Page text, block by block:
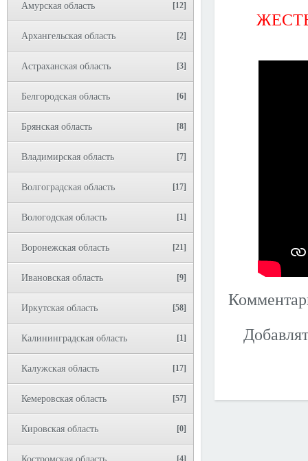
Амурская область [12]
Архангельская область [2]
Астраханская область [3]
Белгородская область [6]
Брянская область [8]
Владимирская область [7]
Волгоградская область [17]
Вологодская область [1]
Воронежская область [21]
Ивановская область [9]
Иркутская область [58]
Калининградская область [1]
Калужская область [17]
Кемеровская область [57]
Кировская область [0]
[4]